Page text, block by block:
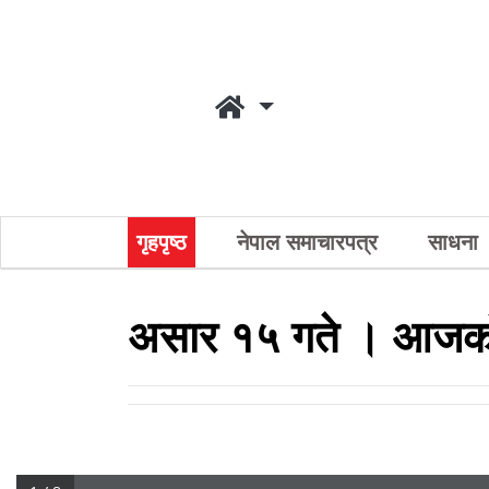
गृहपृष्ठ नेपाल समाचारपत्र साधना
असार १५ गते ।